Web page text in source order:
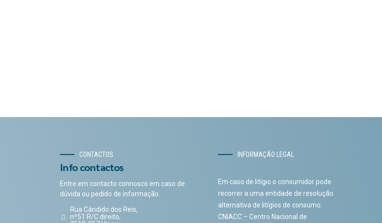
CONTACTOS
Info contactos
Entre em contacto connosco em caso de
dúvida ou pedido de informação.
Rua Cândido dos Reis,
nº51 R/C direito,
INFORMAÇÃO LEGAL
Em caso de litígio o consumidor pode
recorrer a uma entidade de resolução
alternativa de litígios de consumo:
CNIACC – Centro Nacional de